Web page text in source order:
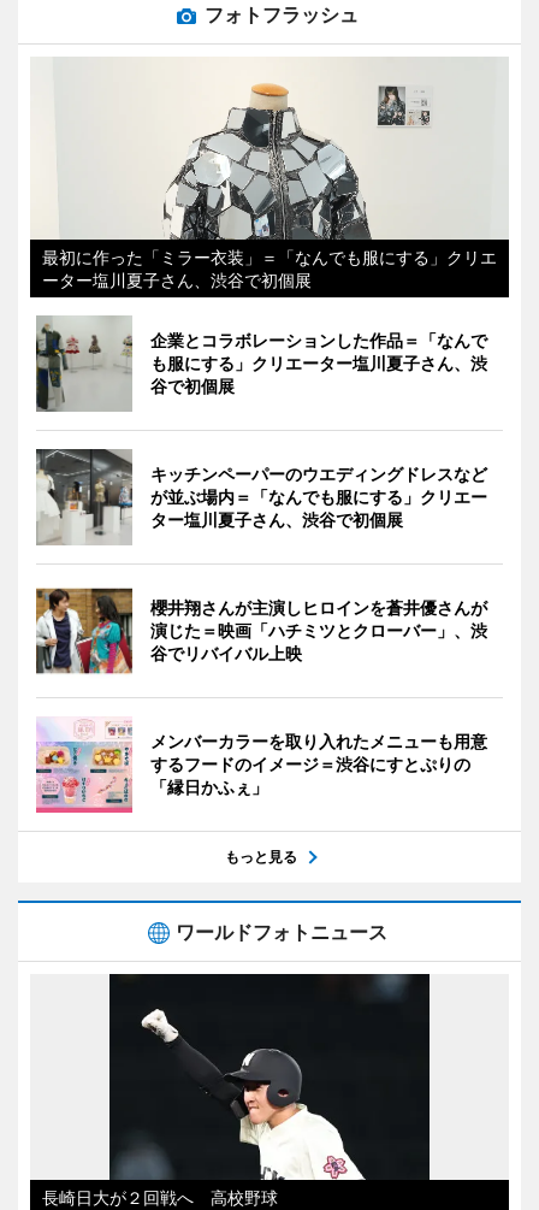
フォトフラッシュ
最初に作った「ミラー衣装」＝「なんでも服にする」クリエ
ーター塩川夏子さん、渋谷で初個展
企業とコラボレーションした作品＝「なんで
も服にする」クリエーター塩川夏子さん、渋
谷で初個展
キッチンペーパーのウエディングドレスなど
が並ぶ場内＝「なんでも服にする」クリエー
ター塩川夏子さん、渋谷で初個展
櫻井翔さんが主演しヒロインを蒼井優さんが
演じた＝映画「ハチミツとクローバー」、渋
谷でリバイバル上映
メンバーカラーを取り入れたメニューも用意
するフードのイメージ＝渋谷にすとぷりの
「縁日かふぇ」
もっと見る
ワールドフォトニュース
長崎日大が２回戦へ 高校野球